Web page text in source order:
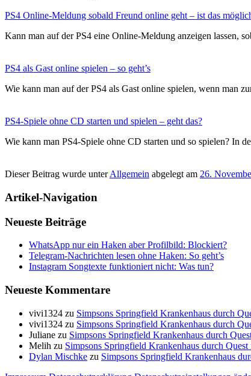
PS4 Online-Meldung sobald Freund online geht – ist das
Kann man auf der PS4 eine Online-Meldung anzeigen lassen,
PS4 als Gast online spielen – so geht’s
Wie kann man auf der PS4 als Gast online spielen, wenn man
PS4-Spiele ohne CD starten und spielen – geht das?
Wie kann man PS4-Spiele ohne CD starten und so spielen? In
Dieser Beitrag wurde unterAllgemein abgelegt am 26.
Artikel-Navigation
Neueste Beiträge
WhatsApp nur ein Haken aber Profilbild: Blockiert?
Telegram-Nachrichten lesen ohne Haken: So geht’s
Instagram Songtexte funktioniert nicht: Was tun?
Neueste Kommentare
vivi1324 zu Simpsons Springfield Krankenhaus durch
vivi1324 zu Simpsons Springfield Krankenhaus durch
Juliane zu Simpsons Springfield Krankenhaus durch
Melih zu Simpsons Springfield Krankenhaus durch Quest
Dylan Mischke zu Simpsons Springfield Krankenhaus